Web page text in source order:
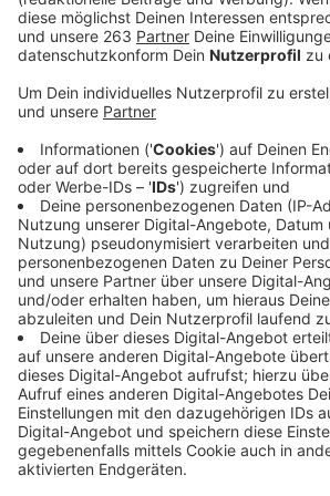
Anzeige
Wittgenstein, Henning Setzer spricht
Moderator Max Schepp über das
den Wolf:
Anzeige